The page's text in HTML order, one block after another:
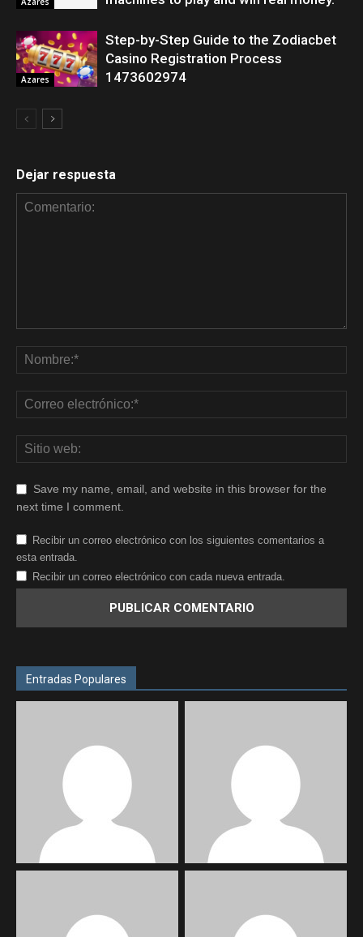
Azares
Step-by-Step Guide to the Zodiacbet
Casino Registration Process
1473602974
Dejar respuesta
Save my name, email, and website in this browser for the
next time I comment.
Recibir un correo electrónico con los siguientes comentarios a
esta entrada.
Recibir un correo electrónico con cada nueva entrada.
Entradas Populares